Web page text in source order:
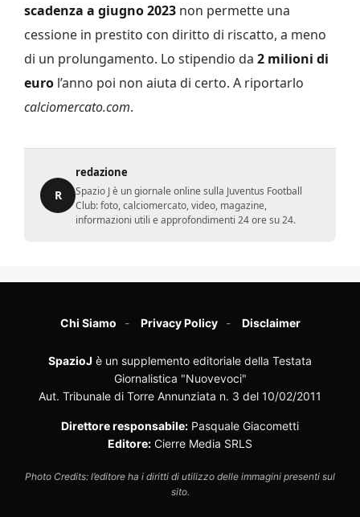
scadenza a giugno 2023 non permette una
cessione in prestito con diritto di riscatto, a meno
di un prolungamento. Lo stipendio da 2 milioni di
euro l’anno poi non aiuta di certo. A riportarlo
calciomercato.com.
R
redazione
Spazio J è un giornale online sulla Juventus Football
Club: foto, calciomercato, video, magazine,
informazioni utili e approfondimenti 24 ore su 24.
Chi Siamo Privacy Policy Disclaimer
SpazioJ è un supplemento editoriale della Testata
Giornalistica "Nuovevoci"
Aut. Tribunale di Torre Annunziata n. 3 del 10/02/2011
Direttore responsabile: Pasquale Giacometti
Editore: Cierre Media SRLS
Photo Credits: l’editore ha i diritti di utilizzo delle immagini presenti sul
sito.